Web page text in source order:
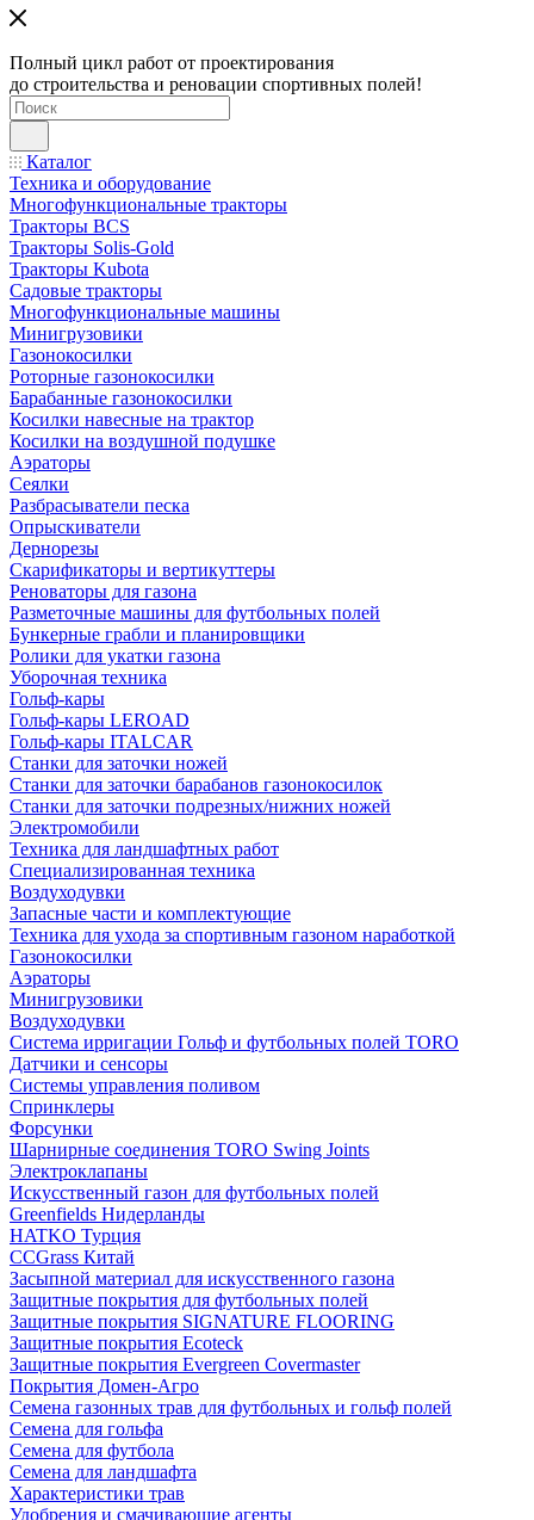
Полный цикл работ от проектирования
до строительства и реновации спортивных полей!
Каталог
Техника и оборудование
Многофункциональные тракторы
Тракторы BCS
Тракторы Solis-Gold
Тракторы Kubota
Садовые тракторы
Многофункциональные машины
Минигрузовики
Газонокосилки
Роторные газонокосилки
Барабанные газонокосилки
Косилки навесные на трактор
Косилки на воздушной подушке
Аэраторы
Сеялки
Разбрасыватели песка
Опрыскиватели
Дернорезы
Скарификаторы и вертикуттеры
Реноваторы для газона
Разметочные машины для футбольных полей
Бункерные грабли и планировщики
Ролики для укатки газона
Уборочная техника
Гольф-кары
Гольф-кары LEROAD
Гольф-кары ITALCAR
Станки для заточки ножей
Станки для заточки барабанов газонокосилок
Станки для заточки подрезных/нижних ножей
Электромобили
Техника для ландшафтных работ
Специализированная техника
Воздуходувки
Запасные части и комплектующие
Техника для ухода за спортивным газоном наработкой
Газонокосилки
Аэраторы
Минигрузовики
Воздуходувки
Система ирригации Гольф и футбольных полей TORO
Датчики и сенсоры
Системы управления поливом
Спринклеры
Форсунки
Шарнирные соединения TORO Swing Joints
Электроклапаны
Искусственный газон для футбольных полей
Greenfields Нидерланды
HATKO Турция
CCGrass Китай
Засыпной материал для искусственного газона
Защитные покрытия для футбольных полей
Защитные покрытия SIGNATURE FLOORING
Защитные покрытия Ecoteck
Защитные покрытия Evergreen Covermaster
Покрытия Домен-Агро
Семена газонных трав для футбольных и гольф полей
Семена для гольфа
Семена для футбола
Семена для ландшафта
Характеристики трав
Удобрения и смачивающие агенты